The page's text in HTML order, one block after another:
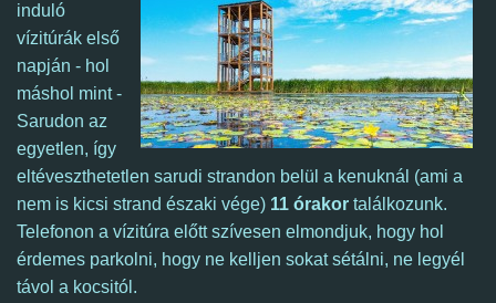
induló
vízitúrák első
napján - hol
máshol mint -
Sarudon az
egyetlen, így
eltéveszthetetlen sarudi strandon belül a kenuknál (ami a
nem is kicsi strand északi vége) 11 órakor találkozunk.
Telefonon a vízitúra előtt szívesen elmondjuk, hogy hol
érdemes parkolni, hogy ne kelljen sokat sétálni, ne legyél
távol a kocsitól.